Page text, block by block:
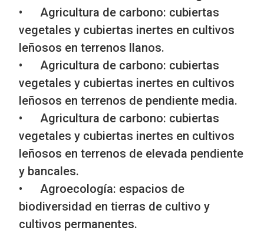
• Agricultura de carbono: cubiertas
vegetales y cubiertas inertes en cultivos
leñosos en terrenos llanos.
• Agricultura de carbono: cubiertas
vegetales y cubiertas inertes en cultivos
leñosos en terrenos de pendiente media.
• Agricultura de carbono: cubiertas
vegetales y cubiertas inertes en cultivos
leñosos en terrenos de elevada pendiente
y bancales.
• Agroecología: espacios de
biodiversidad en tierras de cultivo y
cultivos permanentes.